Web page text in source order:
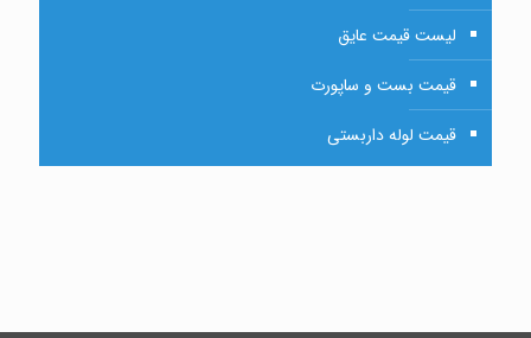
لیست قیمت عایق
قیمت بست و ساپورت
قیمت لوله داربستی